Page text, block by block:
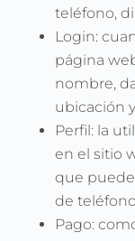
teléfono,
Login:
página
nombre,
ubicación
Perfil: la
en el sitio
que
de
Pago: